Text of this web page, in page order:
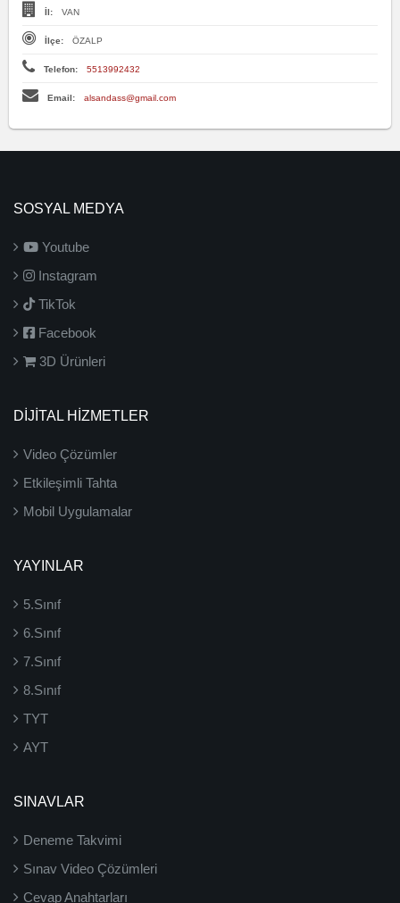
İl: VAN
İlçe: ÖZALP
Telefon: 5513992432
Email: alsandass@gmail.com
SOSYAL MEDYA
Youtube
Instagram
TikTok
Facebook
3D Ürünleri
DİJİTAL HİZMETLER
Video Çözümler
Etkileşimli Tahta
Mobil Uygulamalar
YAYINLAR
5.Sınıf
6.Sınıf
7.Sınıf
8.Sınıf
TYT
AYT
SINAVLAR
Deneme Takvimi
Sınav Video Çözümleri
Cevap Anahtarları